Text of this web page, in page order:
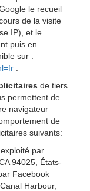
le recueil
de la visite
IP), et le
puis en
sur :
de tiers
permettent de
navigateur
de
suivants:
exploité par
94025, États-
Facebook
Harbour,